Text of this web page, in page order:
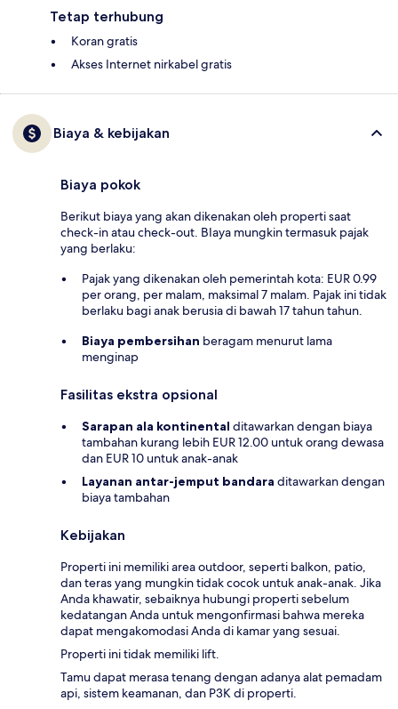
Tetap terhubung
Koran gratis
Akses Internet nirkabel gratis
Biaya & kebijakan
Biaya pokok
Berikut biaya yang akan dikenakan oleh properti saat
check-in atau check-out. BIaya mungkin termasuk pajak
yang berlaku:
Pajak yang dikenakan oleh pemerintah kota: EUR 0.99
per orang, per malam, maksimal 7 malam. Pajak ini tidak
berlaku bagi anak berusia di bawah 17 tahun tahun.
Biaya pembersihan beragam menurut lama
menginap
Fasilitas ekstra opsional
Sarapan ala kontinental ditawarkan dengan biaya
tambahan kurang lebih EUR 12.00 untuk orang dewasa
dan EUR 10 untuk anak-anak
Layanan antar-jemput bandara ditawarkan dengan
biaya tambahan
Kebijakan
Properti ini memiliki area outdoor, seperti balkon, patio,
dan teras yang mungkin tidak cocok untuk anak-anak. Jika
Anda khawatir, sebaiknya hubungi properti sebelum
kedatangan Anda untuk mengonfirmasi bahwa mereka
dapat mengakomodasi Anda di kamar yang sesuai.
Properti ini tidak memiliki lift.
Tamu dapat merasa tenang dengan adanya alat pemadam
api, sistem keamanan, dan P3K di properti.